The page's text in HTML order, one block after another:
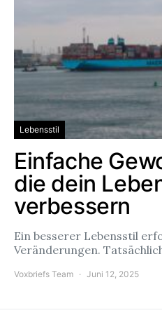
Lebensstil
Einfache
die dein
verbessern
Ein besserer Lebensstil
Veränderungen.
Voxbriefs Team Juni 12, 2025